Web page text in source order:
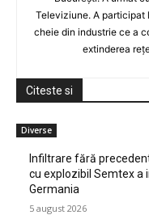
Televiziune. A participat
cheie din industrie ce a
extinderea
Citeste si
Diverse
Infiltrare fără
cu explozibil Semtex a
Germania
5 august 2026